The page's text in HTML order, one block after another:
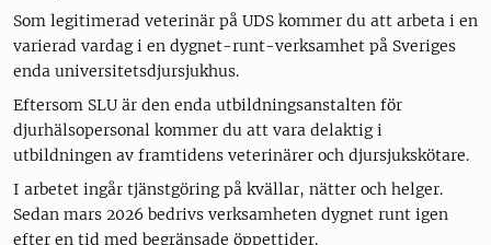
Som legitimerad veterinär på UDS kommer du att arbeta i en
varierad vardag i en dygnet-runt-verksamhet på Sveriges
enda universitetsdjursjukhus.
Eftersom SLU är den enda utbildningsanstalten för
djurhälsopersonal kommer du att vara delaktig i
utbildningen av framtidens veterinärer och djursjukskötare.
I arbetet ingår tjänstgöring på kvällar, nätter och helger.
Sedan mars 2026 bedrivs verksamheten dygnet runt igen
efter en tid med begränsade öppettider.